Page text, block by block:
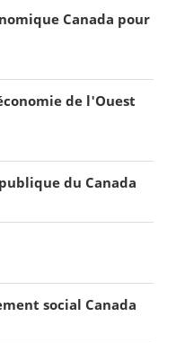
Canada pour
de l'Ouest
du Canada
social Canada